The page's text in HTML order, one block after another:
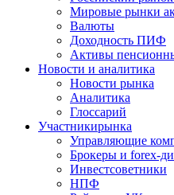
Мировые рынки
Валюты
Доходность ПИФ
Активы
Новости и аналитика
Новости рынка
Аналитика
Глоссарий
Участникирынка
Управляющие
Брокеры и forex-
Инвестсоветники
НПФ